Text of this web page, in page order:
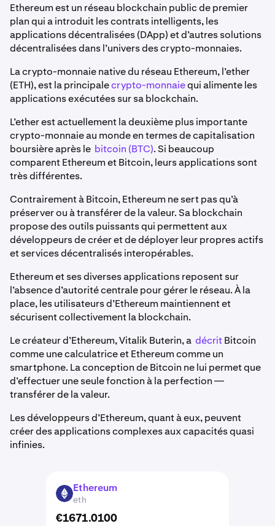
Ethereum est un réseau blockchain public de premier
plan qui a introduit les contrats intelligents, les
applications décentralisées (DApp) et d’autres solutions
décentralisées dans l’univers des crypto-monnaies.
La crypto-monnaie native du réseau Ethereum, l’ether
(ETH), est la principalecrypto-monnaiequi alimente les
applications exécutées sur sa blockchain.
L’ether est actuellement la deuxième plus importante
crypto-monnaie au monde en termes de capitalisation
boursière après le bitcoin (BTC). Si beaucoup
comparent Ethereum et Bitcoin, leurs applications sont
très différentes.
Contrairement à Bitcoin, Ethereum ne sert pas qu’à
préserver ou à transférer de la valeur. Sa blockchain
propose des outils puissants qui permettent aux
développeurs de créer et de déployer leur propres actifs
et services décentralisés interopérables.
Ethereum et ses diverses applications reposent sur
l’absence d’autorité centrale pour gérer le réseau. À la
place, les utilisateurs d’Ethereum maintiennent et
sécurisent collectivement la blockchain.
Le créateur d’Ethereum, Vitalik Buterin, a décritBitcoin
comme une calculatrice et Ethereum comme un
smartphone. La conception de Bitcoin ne lui permet que
d’effectuer une seule fonction à la perfection —
transférer de la valeur.
Les développeurs d’Ethereum, quant à eux, peuvent
créer des applications complexes aux capacités quasi
infinies.
ETH Ethereum
eth
€1671.0100